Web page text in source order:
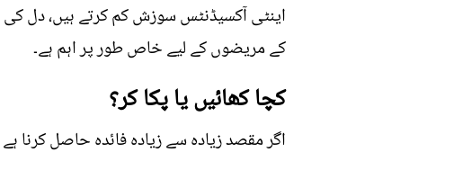
اینٹی آکسیڈنٹس سوزش کم کرتے ہیں، دل کی
کے مریضوں کے لیے خاص طور پر اہم ہے۔
کچا کھائیں یا پکا کر؟
اگر مقصد زیادہ سے زیادہ فائدہ حاصل کرنا